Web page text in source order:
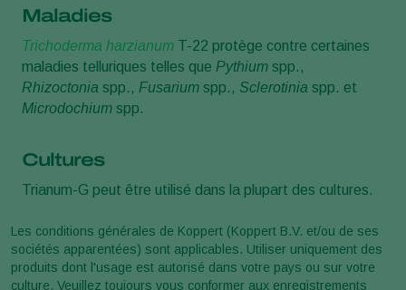
Maladies
Trichoderma harzianum T-22 protège contre certaines
maladies telluriques telles que Pythium spp.,
Rhizoctonia spp., Fusarium spp., Sclerotinia spp. et
Microdochium spp.
Cultures
Trianum-G peut être utilisé dans la plupart des cultures.
Les conditions générales de Koppert (Koppert B.V. et/ou de ses
sociétés apparentées) sont applicables. Utiliser uniquement des
produits dont l'usage est autorisé dans votre pays ou sur votre
culture. Veuillez toujours vous conformer aux enregistrements